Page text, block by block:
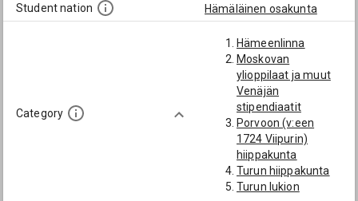
Student nation Hämäläinen osakunta
Category
Hämeenlinna
Moskovan
ylioppilaat ja muut
Venäjän
stipendiaatit
Porvoon (v:een
1724 Viipurin)
hiippakunta
Turun hiippakunta
Turun lukion